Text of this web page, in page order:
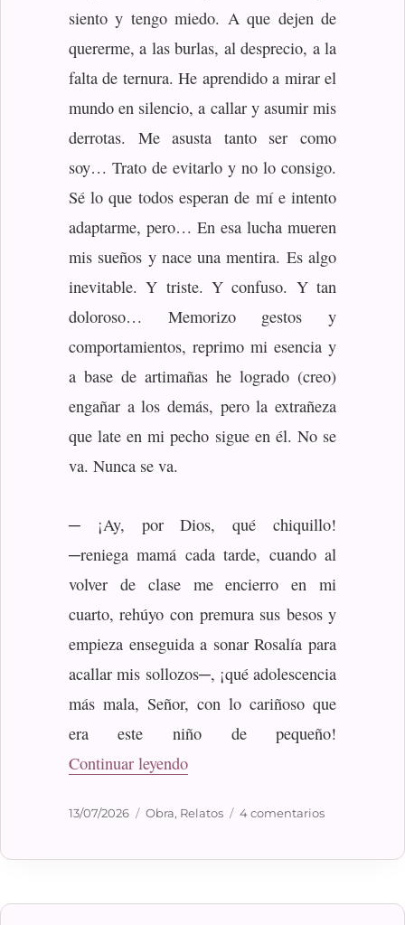
siento y tengo miedo. A que dejen de
quererme, a las burlas, al desprecio, a la
falta de ternura. He aprendido a mirar el
mundo en silencio, a callar y asumir mis
derrotas. Me asusta tanto ser como
soy… Trato de evitarlo y no lo consigo.
Sé lo que todos esperan de mí e intento
adaptarme, pero… En esa lucha mueren
mis sueños y nace una mentira. Es algo
inevitable. Y triste. Y confuso. Y tan
doloroso… Memorizo gestos y
comportamientos, reprimo mi esencia y
a base de artimañas he logrado (creo)
engañar a los demás, pero la extrañeza
que late en mi pecho sigue en él. No se
va. Nunca se va.
─ ¡Ay, por Dios, qué chiquillo!
─reniega mamá cada tarde, cuando al
volver de clase me encierro en mi
cuarto, rehúyo con premura sus besos y
empieza enseguida a sonar Rosalía para
acallar mis sollozos─, ¡qué adolescencia
más mala, Señor, con lo cariñoso que
era este niño de pequeño!
Continuar leyendo«Miedo»
Publicado
13/07/2026 Categorías
Obra, Relatos 4 comentariosen